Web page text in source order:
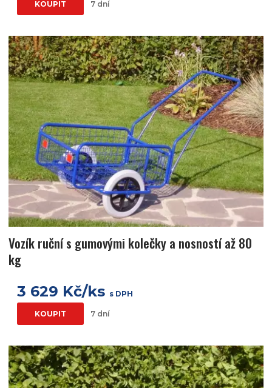
KOUPIT 7 dní
Vozík ruční s gumovými kolečky a nosností až 80
kg
3 629 Kč/ks s DPH
KOUPIT 7 dní